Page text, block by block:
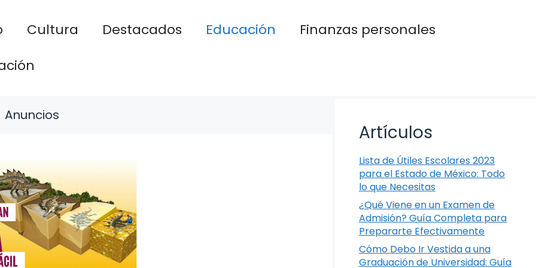
Cultura Destacados Educación
Finanzas personales
Anuncios
Artículos
Lista de Útiles Escolares 2023
para el Estado de México: Todo
lo que Necesitas
¿Qué Viene en un Examen de
Admisión? Guía Completa para
Prepararte Efectivamente
Cómo Debo Ir Vestida a una
Graduación de Universidad: Guía